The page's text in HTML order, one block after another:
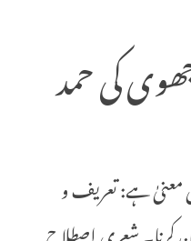
کی حمد
معنیٰ ہے: تعریف و